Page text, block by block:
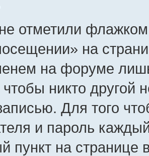
отметили флажком
на
на форуме
чтобы никто другой
Для того
и пароль
пункт на